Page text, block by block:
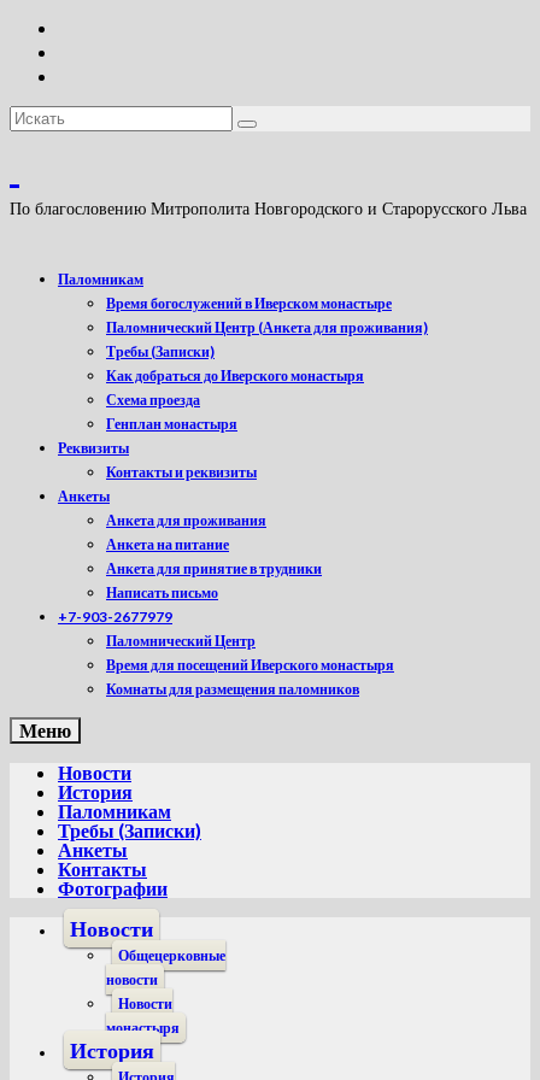
Искать:
По благословению Митрополита Новгородского и Старорусского Льва
Паломникам
Время богослужений в Иверском монастыре
Паломнический Центр (Анкета для проживания)
Требы (Записки)
Как добраться до Иверского монастыря
Схема проезда
Генплан монастыря
Реквизиты
Контакты и реквизиты
Анкеты
Анкета для проживания
Анкета на питание
Анкета для принятие в трудники
Написать письмо
+7-903-2677979
Паломнический Центр
Время для посещений Иверского монастыря
Комнаты для размещения паломников
Меню
Новости
История
Паломникам
Требы (Записки)
Анкеты
Контакты
Фотографии
Новости
Общецерковные
новости
Новости
монастыря
История